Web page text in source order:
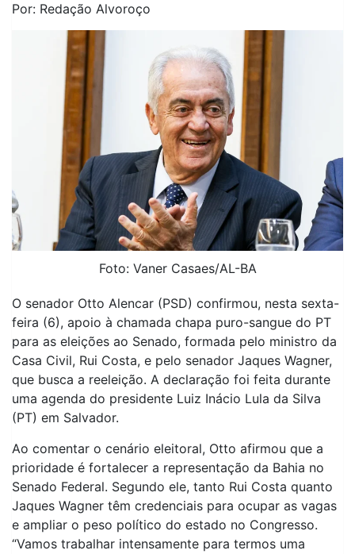
Por: Redação Alvoroço
Foto: Vaner Casaes/AL-BA
O senador Otto Alencar (PSD) confirmou, nesta sexta-
feira (6), apoio à chamada chapa puro-sangue do PT
para as eleições ao Senado, formada pelo ministro da
Casa Civil, Rui Costa, e pelo senador Jaques Wagner,
que busca a reeleição. A declaração foi feita durante
uma agenda do presidente Luiz Inácio Lula da Silva
(PT) em Salvador.
Ao comentar o cenário eleitoral, Otto afirmou que a
prioridade é fortalecer a representação da Bahia no
Senado Federal. Segundo ele, tanto Rui Costa quanto
Jaques Wagner têm credenciais para ocupar as vagas
e ampliar o peso político do estado no Congresso.
“Vamos trabalhar intensamente para termos uma